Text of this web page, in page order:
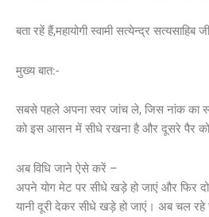
बता रहें हैं,महायोगी स्वामी सत्येन्द्र सत्यसाहिब
मुख्य बात:-
सबसे पहले अपना स्वर जांच ले, जिस नांक का
को इस आसन में सीधे रखना है और दूसरे पैर को
अब विधि जाने ऐसे करें –
अपने योग मेट पर सीधे खड़े हो जाएं और फिर
यानी दूरी देकर सीधे खड़े हो जाएं। अब चल रहे